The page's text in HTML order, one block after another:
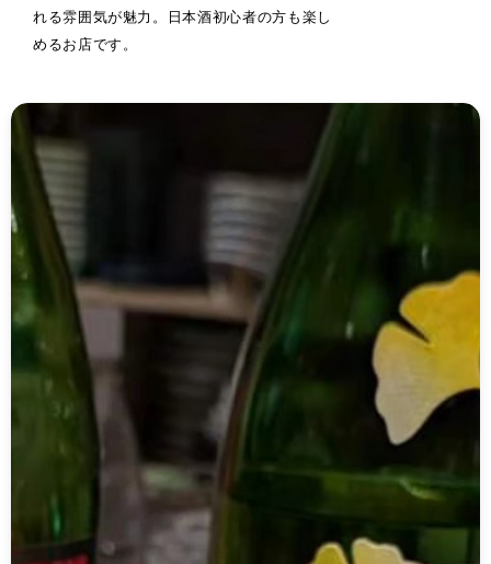
れる雰囲気が魅力。日本酒初心者の方も楽し
めるお店です。